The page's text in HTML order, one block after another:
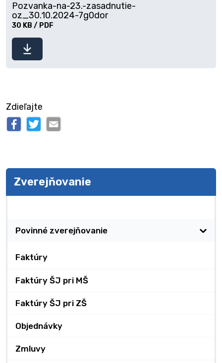
súbor
Pozvanka-na-23.-zasadnutie-
oz_30.10.2024-7g0dor
30 KB / PDF
Zdieľajte
Zverejňovanie
Povinné zverejňovanie
Faktúry
Faktúry ŠJ pri MŠ
Faktúry ŠJ pri ZŠ
Objednávky
Zmluvy